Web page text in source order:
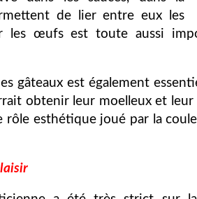
de lier entre eux les
les œufs est toute aussi
gâteaux est également
obtenir leur moelleux et leur
esthétique joué par la